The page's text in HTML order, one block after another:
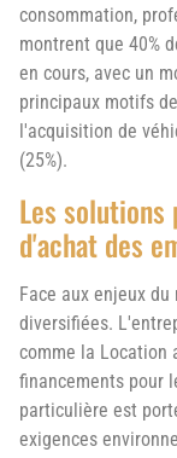
consommation,
montrent que 40%
en cours, avec un
principaux motifs
l'acquisition de
(25%).
Les
d'achat des
Face aux enjeux
diversifiées.
comme la Location
financements pour
particulière est
exigences